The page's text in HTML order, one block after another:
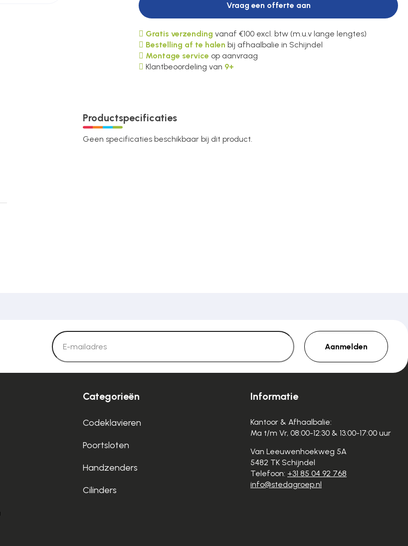
Vraag een offerte aan
Gratis verzending vanaf €100 excl. btw (m.u.v lange lengtes)
Bestelling af te halen bij afhaalbalie in Schijndel
Montage service op aanvraag
Klantbeoordeling van 9+
Productspecificaties
Geen specificaties beschikbaar bij dit product.
Aanmelden
Categorieën
Codeklavieren
Poortsloten
Handzenders
Cilinders
Informatie
Kantoor & Afhaalbalie:
Ma t/m Vr, 08:00-12:30 & 13:00-17:00 uur
Van Leeuwenhoekweg 5A
5482 TK Schijndel
Telefoon: +31 85 04 92 768
info@stedagroep.nl